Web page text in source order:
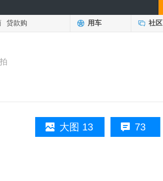
贷款购 用车 社区
73
大图 13